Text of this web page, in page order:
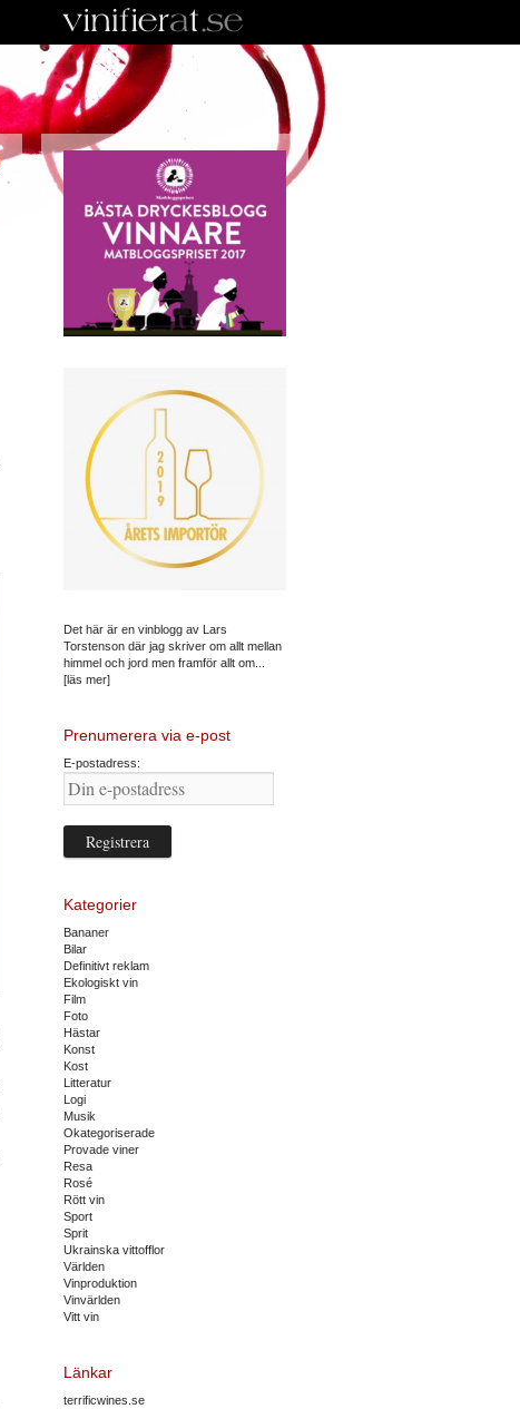
Det här är en vinblogg av Lars
Torstenson där jag skriver om allt mellan
himmel och jord men framför allt om...
[läs mer]
Prenumerera via e-post
E-postadress:
Kategorier
Bananer
Bilar
Definitivt reklam
Ekologiskt vin
Film
Foto
Hästar
Konst
Kost
Litteratur
Logi
Musik
Okategoriserade
Provade viner
Resa
Rosé
Rött vin
Sport
Sprit
Ukrainska vittofflor
Världen
Vinproduktion
Vinvärlden
Vitt vin
Länkar
terrificwines.se